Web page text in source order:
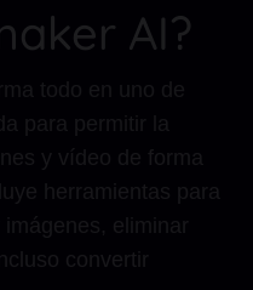
AI?